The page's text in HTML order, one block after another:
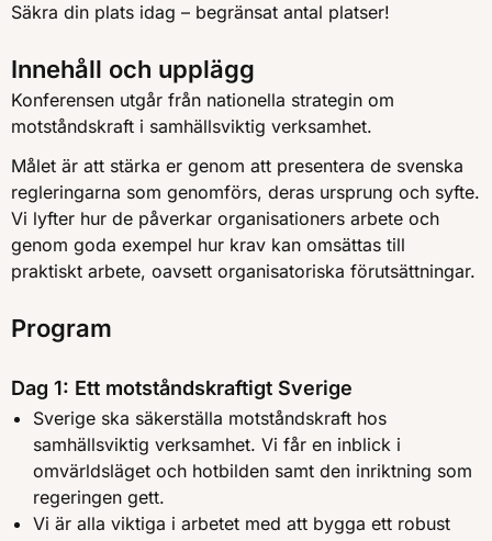
Säkra din plats idag – begränsat antal platser!
Innehåll och upplägg
Konferensen utgår från nationella strategin om
motståndskraft i samhällsviktig verksamhet.
Målet är att stärka er genom att presentera de svenska
regleringarna som genomförs, deras ursprung och syfte.
Vi lyfter hur de påverkar organisationers arbete och
genom goda exempel hur krav kan omsättas till
praktiskt arbete, oavsett organisatoriska förutsättningar.
Program
Dag 1: Ett motståndskraftigt Sverige
Sverige ska säkerställa motståndskraft hos
samhällsviktig verksamhet. Vi får en inblick i
omvärldsläget och hotbilden samt den inriktning som
regeringen gett.
Vi är alla viktiga i arbetet med att bygga ett robust